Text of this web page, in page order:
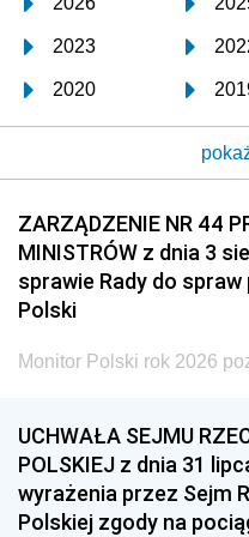
2023
2020
2017
2014
2011
2008
2005
1996
1993
1990
ZARZĄDZENIE NR 44
MINISTRÓW z dnia 3
sprawie Rady do
Polski
Monitor Polski rok 2026
UCHWAŁA SEJMU
POLSKIEJ z dnia 31
wyrażenia przez Sejm
Polskiej zgody na